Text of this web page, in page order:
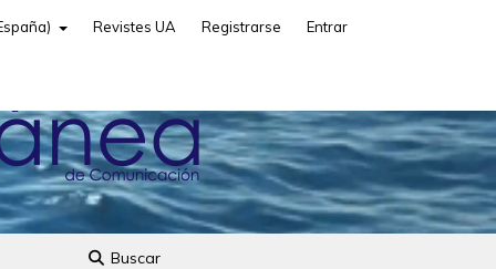
Buscar
Revistes UA Registrarse Entrar